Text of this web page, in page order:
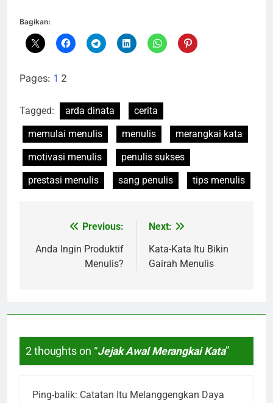
Bagikan:
Pages: 1 2
Tagged: arda dinata
cerita
memulai menulis
menulis
merangkai kata
motivasi menulis
penulis sukses
prestasi menulis
sang penulis tips menulis
Navigasi
pos
Previous:
Anda Ingin Produktif
Menulis?
Next:
Kata-Kata Itu Bikin
Gairah Menulis
2 thoughts on “Jejak Awal Merangkai Kata”
Ping-balik: Catatan Itu Melanggengkan Daya